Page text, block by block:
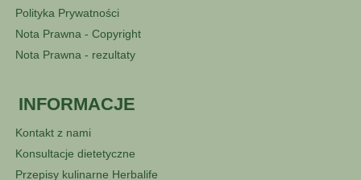
Polityka Prywatności
Nota Prawna - Copyright
Nota Prawna - rezultaty
INFORMACJE
Kontakt z nami
Konsultacje dietetyczne
Przepisy kulinarne Herbalife